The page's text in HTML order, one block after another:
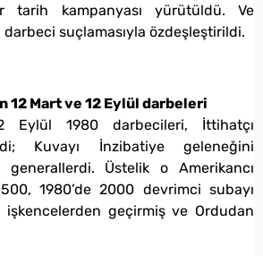
tarih kampanyası yürütüldü. Ve
darbeci suçlamasıyla özdeşleştirildi.
12 Mart ve 12 Eylül darbeleri
Eylül 1980 darbecileri, İttihatçı
Kuvayı İnzibatiye geleneğini
generallerdi. Üstelik o Amerikancı
1980’de 2000 devrimci subayı
işkencelerden geçirmiş ve Ordudan